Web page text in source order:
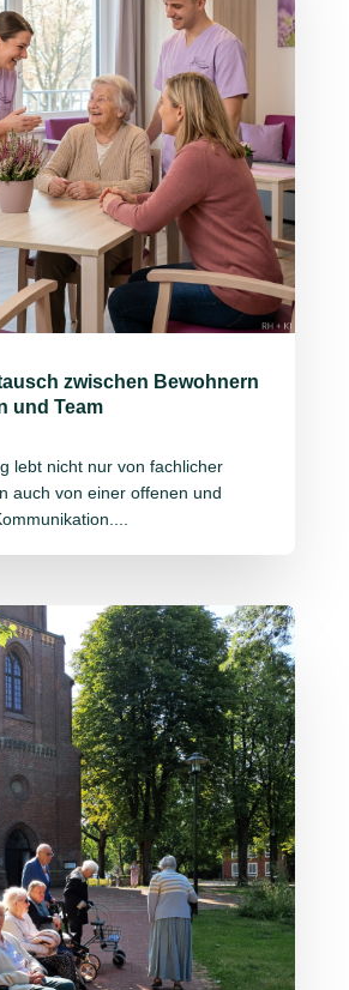
zwischen Bewohnern
und Team
lebt nicht nur von fachlicher
auch von einer offenen und